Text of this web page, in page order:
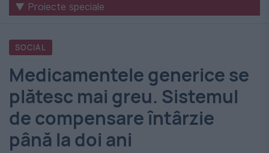
internaționale
România
-
Evenimentul
Zilei
▼ Proiecte speciale
SOCIAL
Medicamentele generice se
plătesc mai greu. Sistemul
de compensare întârzie
până la doi ani